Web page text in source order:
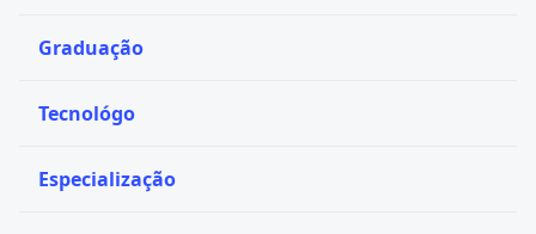
Graduação
Tecnológo
Especialização